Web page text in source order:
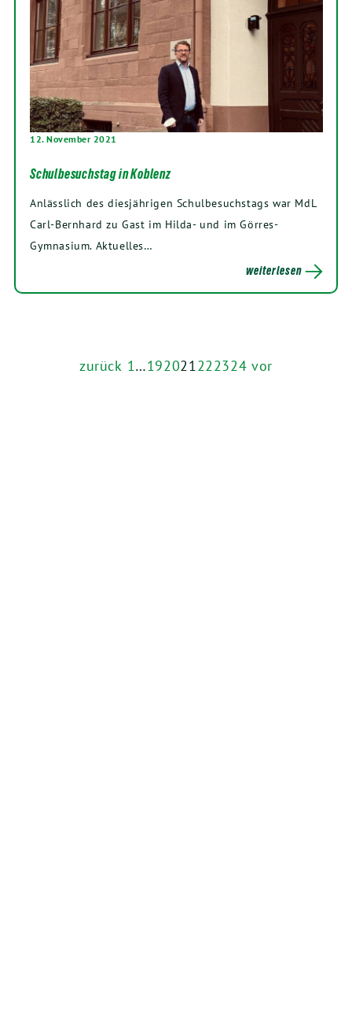
12. November 2021
Schulbesuchstag in Koblenz
Anlässlich des diesjährigen Schulbesuchstags war MdL
Carl-Bernhard zu Gast im Hilda- und im Görres-
Gymnasium. Aktuelles…
weiterlesen
zurück 1…192021222324 vor